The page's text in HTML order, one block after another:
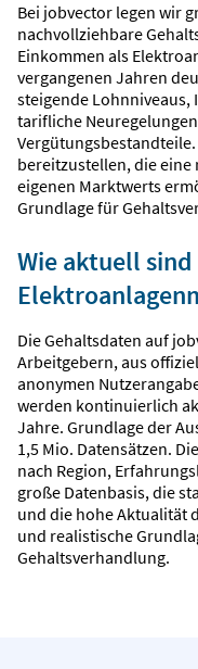
Bei jobvector legen wir
nachvollziehbare
Einkommen als
vergangenen Jahren
steigende Lohnniveaus,
tarifliche
bereitzustellen, die eine
eigenen Marktwerts
Grundlage für
Wie aktuell
Die Gehaltsdaten auf
Arbeitgebern, aus
anonymen
werden kontinuierlich
Jahre. Grundlage der
1,5 Mio. Datensätzen.
nach Region,
große Datenbasis, die
und die hohe Aktualität
und realistische
Gehaltsverhandlung.